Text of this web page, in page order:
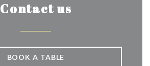
Contact us
BOOK A TABLE